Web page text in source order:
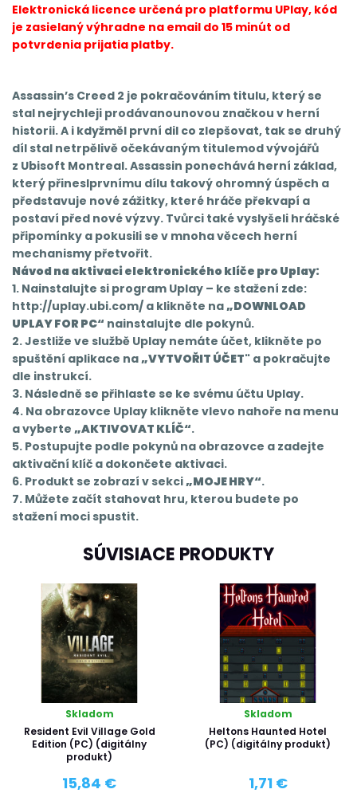
Elektronická licence určená pro platformu UPlay, kód
je zasielaný výhradne na email do 15 minút od
potvrdenia prijatia platby.
Assassin’s Creed 2 je pokračováním titulu, který se
stal nejrychleji prodávanounovou značkou v herní
historii. A i kdyžměl první dil co zlepšovat, tak se druhý
díl stal netrpělivě očekávaným titulemod vývojářů
z Ubisoft Montreal. Assassin ponechává herní základ,
který přineslprvnímu dílu takový ohromný úspěch a
představuje nové zážitky, které hráče překvapí a
postaví před nové výzvy. Tvůrci také vyslyšeli hráčské
připomínky a pokusili se v mnoha věcech herní
mechanismy přetvořit.
Návod na aktivaci elektronického klíče pro Uplay:
1. Nainstalujte si program Uplay – ke stažení zde:
http://uplay.ubi.com/ a klikněte na„DOWNLOAD
UPLAY FOR PC“ nainstalujte dle pokynů.
2. Jestliže ve službě Uplay nemáte účet, klikněte po
spuštění aplikace na„VYTVOŘIT ÚČET" a pokračujte
dle instrukcí.
3. Následně se přihlaste se ke svému účtu Uplay.
4. Na obrazovce Uplay klikněte vlevo nahoře na menu
a vyberte „AKTIVOVAT KLÍČ“.
5. Postupujte podle pokynů na obrazovce a zadejte
aktivační klíč a dokončete aktivaci.
6. Produkt se zobrazí v sekci„MOJE HRY“.
7. Můžete začít stahovat hru, kterou budete po
stažení moci spustit.
SÚVISIACE PRODUKTY
Skladom
Resident Evil Village Gold
Edition (PC) (digitálny
produkt)
15,84 €
Skladom
Heltons Haunted Hotel
(PC) (digitálny produkt)
1,71 €